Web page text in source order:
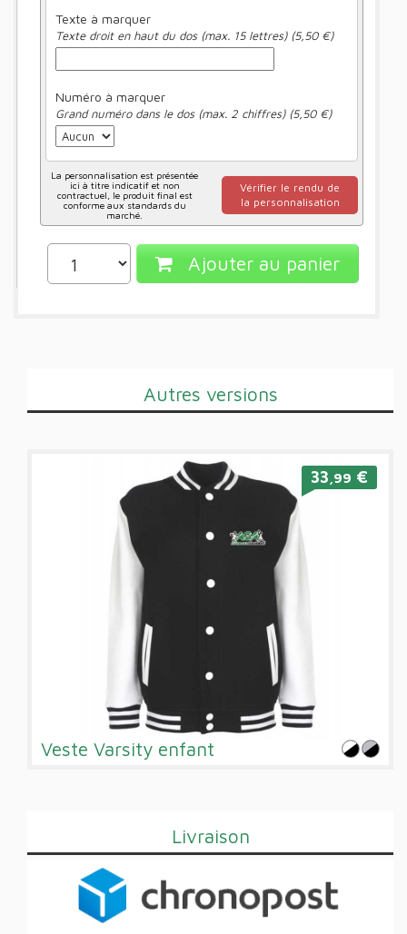
Texte à marquer
Texte droit en haut du dos (max. 15 lettres) (5,50 €)
Numéro à marquer
Grand numéro dans le dos (max. 2 chiffres) (5,50 €)
La personnalisation est présentée
ici à titre indicatif et non
contractuel, le produit final est
conforme aux standards du
marché.
Vérifier le rendu de
la personnalisation
Ajouter au panier
Autres versions
33 ,99 €
Veste Varsity enfant
Livraison